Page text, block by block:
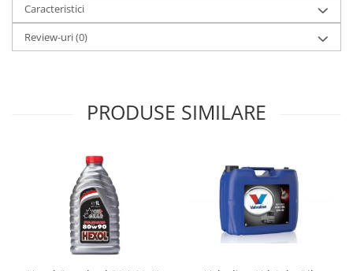
Caracteristici
Review-uri(0)
PRODUSE SIMILARE